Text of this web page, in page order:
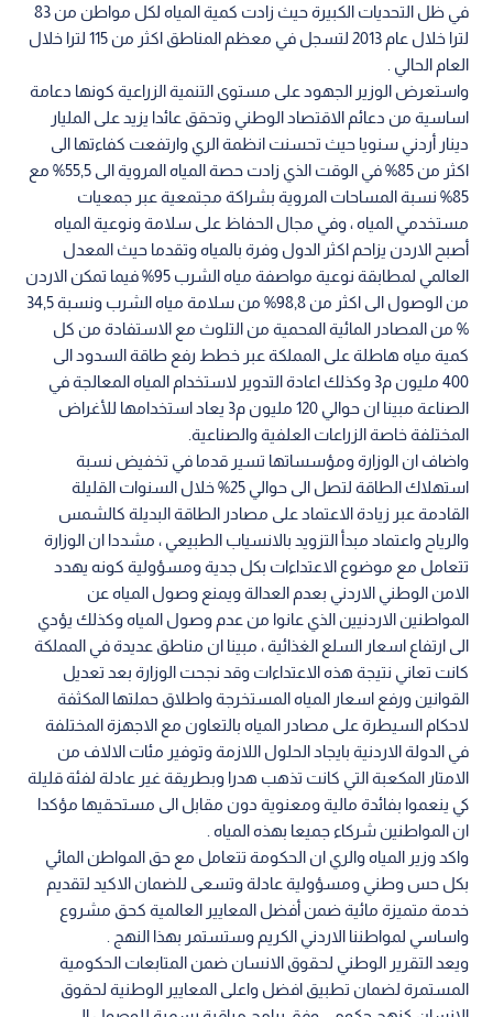
في ظل التحديات الكبيرة حيث زادت كمية المياه لكل مواطن من 83
لترا خلال عام 2013 لتسجل في معظم المناطق اكثر من 115 لترا خلال
العام الحالي .
واستعرض الوزير الجهود على مستوى التنمية الزراعية كونها دعامة
اساسية من دعائم الاقتصاد الوطني وتحقق عائدا يزيد على المليار
دينار أردني سنويا حيث تحسنت انظمة الري وارتفعت كفاءتها الى
اكثر من 85% في الوقت الذي زادت حصة المياه المروية الى 55,5% مع
85% نسبة المساحات المروية بشراكة مجتمعية عبر جمعيات
مستخدمي المياه ، وفي مجال الحفاظ على سلامة ونوعية المياه
أصبح الاردن يزاحم اكثر الدول وفرة بالمياه وتقدما حيث المعدل
العالمي لمطابقة نوعية مواصفة مياه الشرب 95% فيما تمكن الاردن
من الوصول الى اكثر من 98,8% من سلامة مياه الشرب ونسبة 34,5
% من المصادر المائية المحمية من التلوث مع الاستفادة من كل
كمية مياه هاطلة على المملكة عبر خطط رفع طاقة السدود الى
400 مليون م3 وكذلك اعادة التدوير لاستخدام المياه المعالجة في
الصناعة مبينا ان حوالي 120 مليون م3 يعاد استخدامها للأغراض
المختلفة خاصة الزراعات العلفية والصناعية.
واضاف ان الوزارة ومؤسساتها تسير قدما في تخفيض نسبة
استهلاك الطاقة لتصل الى حوالي 25% خلال السنوات القليلة
القادمة عبر زيادة الاعتماد على مصادر الطاقة البديلة كالشمس
والرياح واعتماد مبدأ التزويد بالانسياب الطبيعي ، مشددا ان الوزارة
تتعامل مع موضوع الاعتداءات بكل جدية ومسؤولية كونه يهدد
الامن الوطني الاردني بعدم العدالة ويمنع وصول المياه عن
المواطنين الاردنيين الذي عانوا من عدم وصول المياه وكذلك يؤدي
الى ارتفاع اسعار السلع الغذائية ، مبينا ان مناطق عديدة في المملكة
كانت تعاني نتيجة هذه الاعتداءات وقد نجحت الوزارة بعد تعديل
القوانين ورفع اسعار المياه المستخرجة واطلاق حملتها المكثفة
لاحكام السيطرة على مصادر المياه بالتعاون مع الاجهزة المختلفة
في الدولة الاردنية بايجاد الحلول اللازمة وتوفير مئات الالاف من
الامتار المكعبة التي كانت تذهب هدرا وبطريقة غير عادلة لفئة قليلة
كي ينعموا بفائدة مالية ومعنوية دون مقابل الى مستحقيها مؤكدا
ان المواطنين شركاء جميعا بهذه المياه .
واكد وزير المياه والري ان الحكومة تتعامل مع حق المواطن المائي
بكل حس وطني ومسؤولية عادلة وتسعى للضمان الاكيد لتقديم
خدمة متميزة مائية ضمن أفضل المعايير العالمية كحق مشروع
واساسي لمواطننا الاردني الكريم وستستمر بهذا النهج .
ويعد التقرير الوطني لحقوق الانسان ضمن المتابعات الحكومية
المستمرة لضمان تطبيق افضل واعلى المعايير الوطنية لحقوق